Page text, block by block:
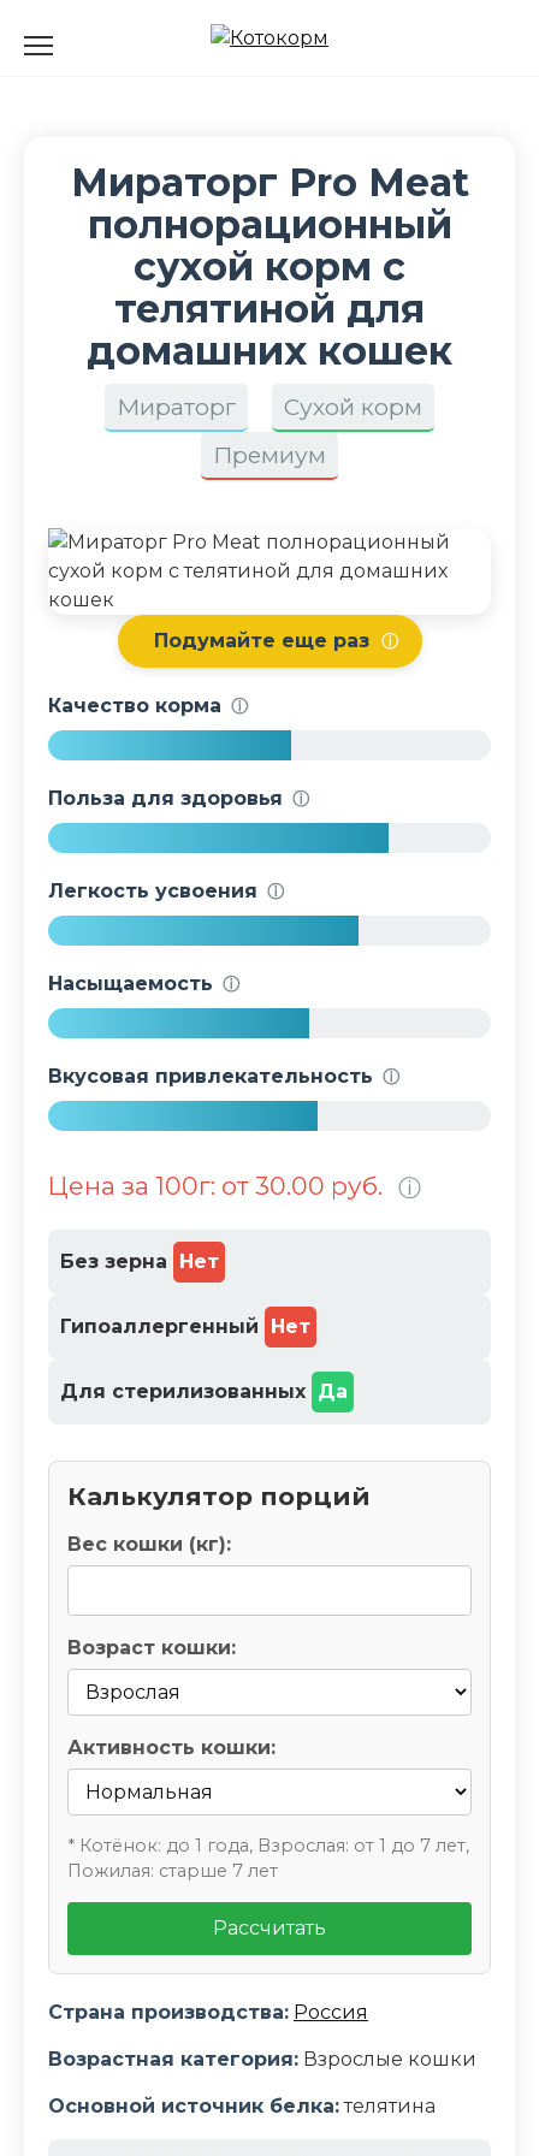
Мираторг Pro Meat
полнорационный
сухой корм с
телятиной для
домашних кошек
Мираторг
Сухой корм
Премиум
Подумайте еще раз ⓘ
Качество корма ⓘ
Польза для здоровья ⓘ
Легкость усвоения ⓘ
Насыщаемость ⓘ
Вкусовая привлекательность ⓘ
Цена за 100г: от 30.00 руб. ⓘ
Без зерна Нет
Гипоаллергенный Нет
Для стерилизованных Да
Калькулятор порций
Вес кошки (кг):
Возраст кошки:
Активность кошки:
* Котёнок: до 1 года, Взрослая: от 1 до 7 лет,
Пожилая: старше 7 лет
Рассчитать
Страна производства: Россия
Возрастная категория: Взрослые кошки
Основной источник белка:телятина